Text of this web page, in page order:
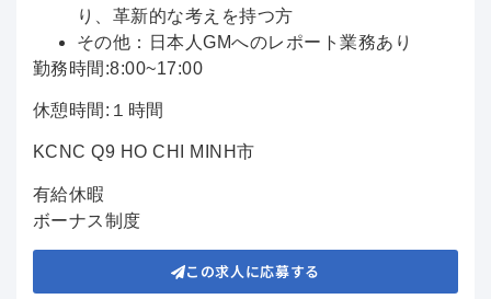
り、革新的な考えを持つ方
その他：日本人GMへのレポート業務あり
勤務時間:8:00~17:00
休憩時間:１時間
KCNC Q9 HO CHI MINH市
有給休暇
ボーナス制度
この求人に応募する